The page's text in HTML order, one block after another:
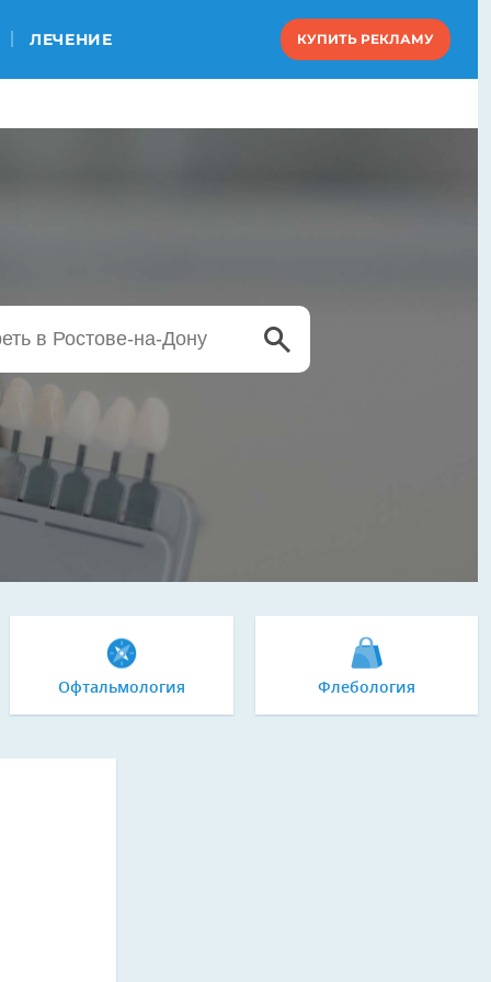
ЛЕЧЕНИЕ КУПИТЬ РЕКЛАМУ
Офтальмология Флебология